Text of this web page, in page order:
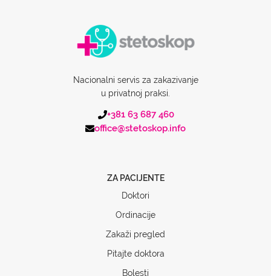
Nacionalni servis za zakazivanje
u privatnoj praksi.
+381 63 687 460
office@stetoskop.info
ZA PACIJENTE
Doktori
Ordinacije
Zakaži pregled
Pitajte doktora
Bolesti